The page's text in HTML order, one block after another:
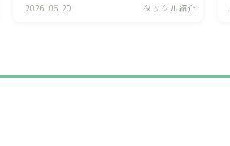
2026.06.20 タックル紹介